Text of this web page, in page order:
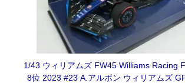
1/43 ウィリアムズ FW45 Williams Racing
8位 2023 #23 A.アルボン ウィリアムズ